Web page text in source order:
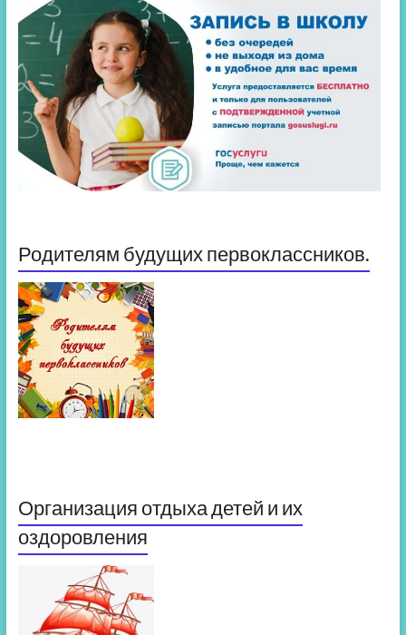
Родителям будущих первоклассников.
Организация отдыха детей и их
оздоровления